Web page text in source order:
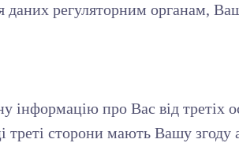
даних регуляторним органам,
про Вас від третіх
сторони мають Вашу